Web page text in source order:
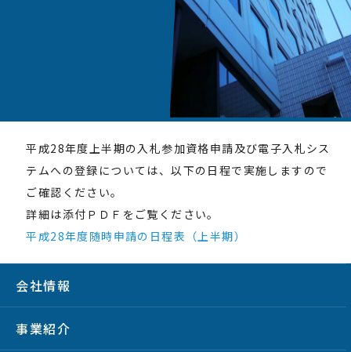
平成28年度上半期の入札参加資格申請及び電子入札シス
テムへの登録については、以下の日程で実施しますので
ご確認ください。
詳細は添付ＰＤＦをご覧ください。
平成28年度随時申請の日程表（上半期）
会社情報
事業紹介